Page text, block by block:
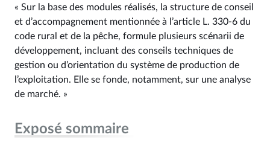
« Sur la base des modules réalisés, la structure de conseil
et d’accompagnement mentionnée à l’article L. 330‑6 du
code rural et de la pêche, formule plusieurs scénarii de
développement, incluant des conseils techniques de
gestion ou d’orientation du système de production de
l’exploitation. Elle se fonde, notamment, sur une analyse
de marché. »
Exposé sommaire